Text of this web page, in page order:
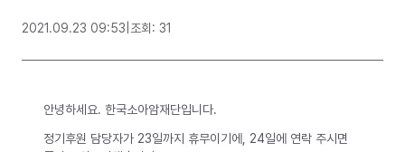
2021.09.23 09:53 조회: 31
안녕하세요. 한국소아암재단입니다.
정기후원 담당자가 23일까지 휴무이기에, 24일에 연락 주시면